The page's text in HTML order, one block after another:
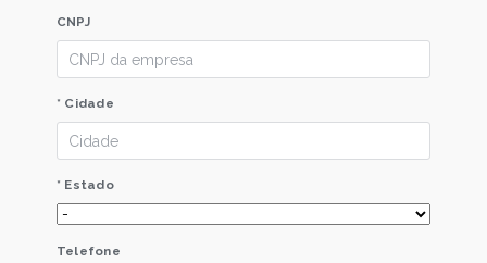
CNPJ
* Cidade
* Estado
Telefone